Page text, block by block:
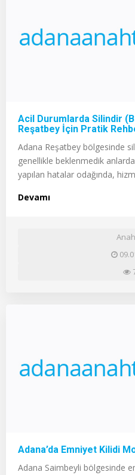
Acil Durumlarda Silindir
Reşatbey İçin Pratik
Adana Reşatbey bölgesinde
genellikle beklenmedik
yapılan hatalar odağında,
Devamı
Adana’da Emniyet Kilidi
Adana Saimbeyli bölgesinde